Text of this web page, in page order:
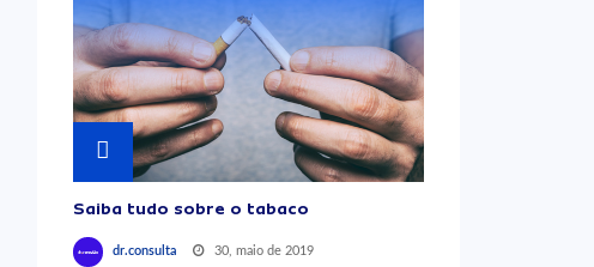
Saiba tudo sobre o tabaco
dr.consulta 30, maio de 2019